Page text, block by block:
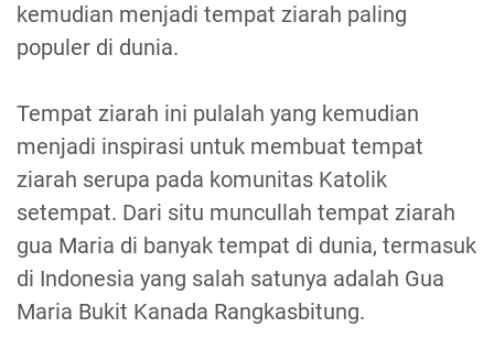
kemudian menjadi tempat ziarah paling
populer di dunia.
Tempat ziarah ini pulalah yang kemudian
menjadi inspirasi untuk membuat tempat
ziarah serupa pada komunitas Katolik
setempat. Dari situ muncullah tempat ziarah
gua Maria di banyak tempat di dunia, termasuk
di Indonesia yang salah satunya adalah Gua
Maria Bukit Kanada Rangkasbitung.